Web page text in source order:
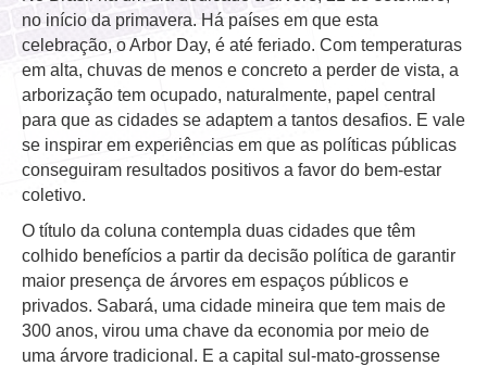
no início da primavera. Há países em que esta
celebração, o Arbor Day, é até feriado. Com temperaturas
em alta, chuvas de menos e concreto a perder de vista, a
arborização tem ocupado, naturalmente, papel central
para que as cidades se adaptem a tantos desafios. E vale
se inspirar em experiências em que as políticas públicas
conseguiram resultados positivos a favor do bem-estar
coletivo.
O título da coluna contempla duas cidades que têm
colhido benefícios a partir da decisão política de garantir
maior presença de árvores em espaços públicos e
privados. Sabará, uma cidade mineira que tem mais de
300 anos, virou uma chave da economia por meio de
uma árvore tradicional. E a capital sul-mato-grossense